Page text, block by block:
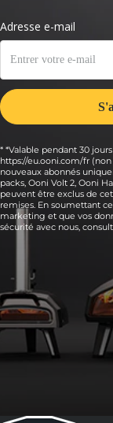
* *Valable pendant 30
https://eu.ooni.com/fr
nouveaux abonnés
packs, Ooni Volt 2, Ooni
peuvent être exclus de
remises. En soumettant
marketing et que vos
sécurité avec nous,